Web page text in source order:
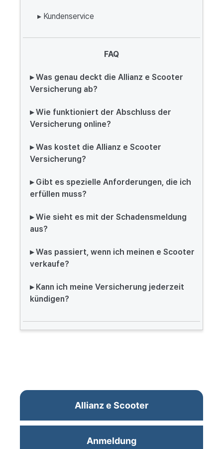
▸ Kundenservice
FAQ
▸ Was genau deckt die Allianz e Scooter
Versicherung ab?
▸ Wie funktioniert der Abschluss der
Versicherung online?
▸ Was kostet die Allianz e Scooter
Versicherung?
▸ Gibt es spezielle Anforderungen, die ich
erfüllen muss?
▸ Wie sieht es mit der Schadensmeldung
aus?
▸ Was passiert, wenn ich meinen e Scooter
verkaufe?
▸ Kann ich meine Versicherung jederzeit
kündigen?
Allianz e Scooter
Anmeldung